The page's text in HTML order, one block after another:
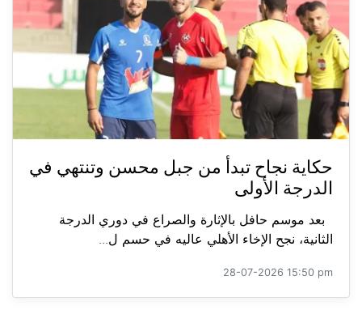
حكاية نجاح تبدأ من جبل محسن وتنتهي في
الدرجة الأولى
بعد موسم حافل بالإثارة والصراع في دوري الدرجة
الثانية، نجح الإخاء الأهلي عاليه في حسم ل...
28-07-2026 15:50 pm